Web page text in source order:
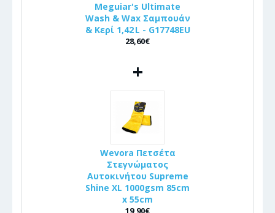
Meguiar's Ultimate
Wash & Wax Σαμπουάν
& Κερί 1,42 L - G17748EU
28,60€
+
Wevora Πετσέτα
Στεγνώματος
Αυτοκινήτου Supreme
Shine XL 1000gsm 85cm
x 55cm
19,90€